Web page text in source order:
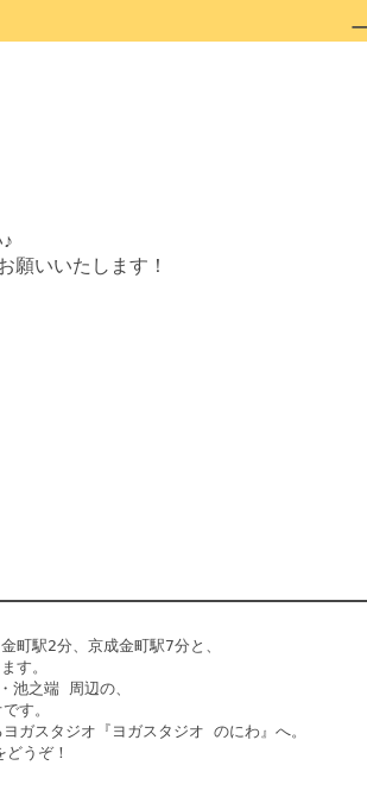
願いいたします！
駅2分、京成金町駅7分と、
す。
池之端 周辺の、
す。
ガスタジオ『ヨガスタジオ のにわ』へ。
うぞ！